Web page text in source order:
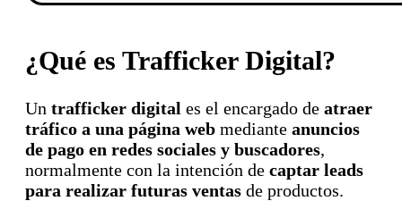
¿Qué es Trafficker Digital?
Un trafficker digital es el encargado de atraer
tráfico a una página web mediante anuncios
de pago en redes sociales y buscadores,
normalmente con la intención de captar leads
para realizar futuras ventas de productos.